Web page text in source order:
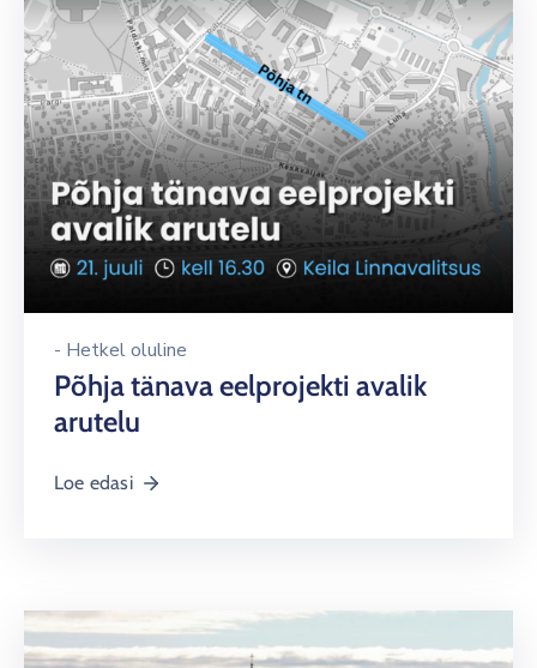
- Hetkel oluline
Põhja tänava eelprojekti avalik
arutelu
Loe edasi